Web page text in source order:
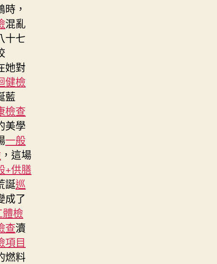
時，
混亂
十七
她對
健檢
藍
檢查
美學
一般
，這場
+供膳
誕巡
成了
體檢
查瀆
項目
燃料